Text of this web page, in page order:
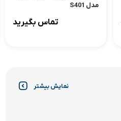
مدل S401
تماس بگیرید
نمایش بیشتر